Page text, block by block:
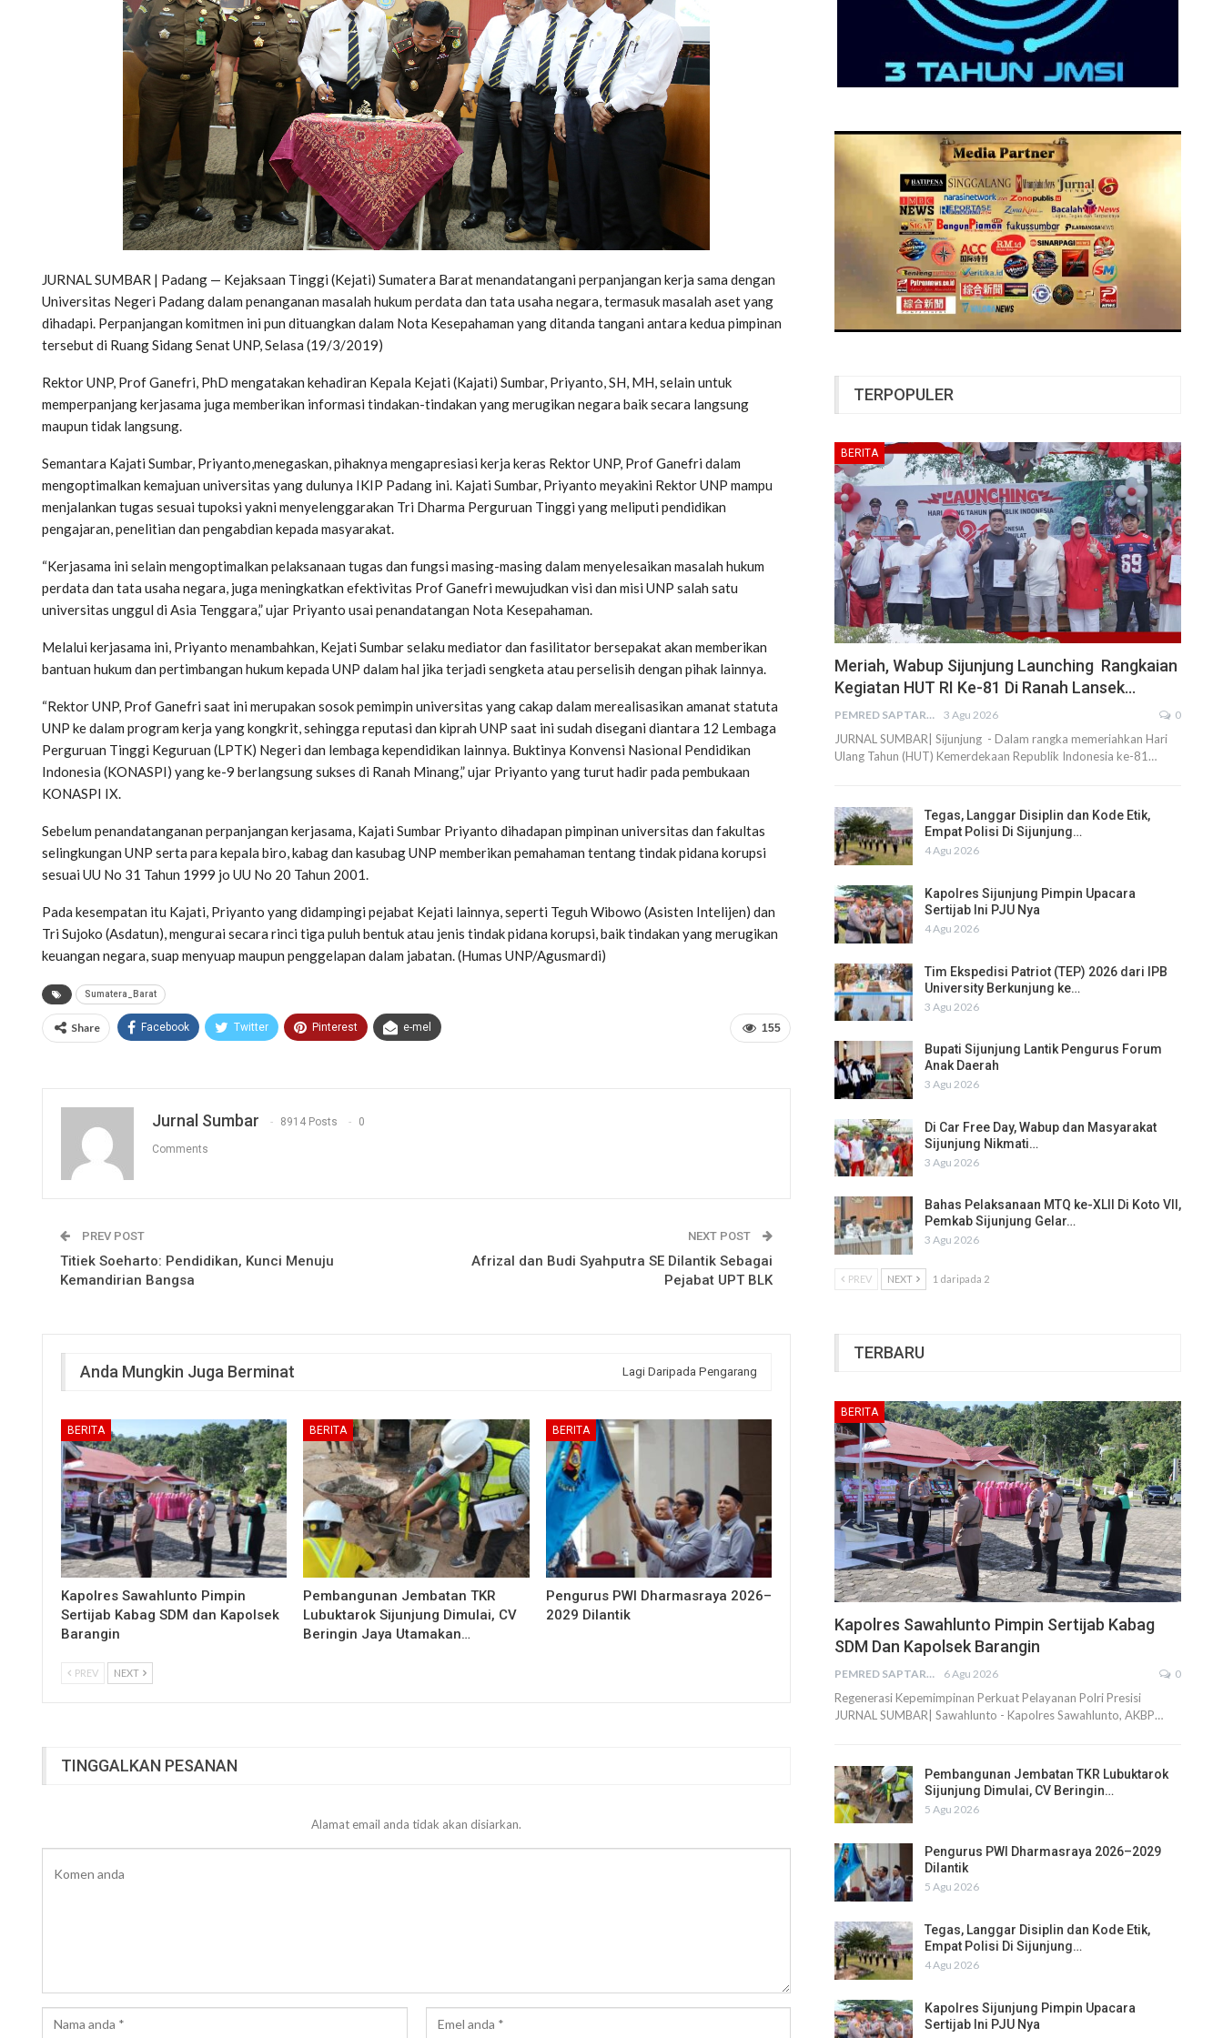
JURNAL SUMBAR | Padang — Kejaksaan Tinggi (Kejati) Sumatera Barat menandatangani perpanjangan kerja sama dengan
Universitas Negeri Padang dalam penanganan masalah hukum perdata dan tata usaha negara, termasuk masalah aset yang
dihadapi. Perpanjangan komitmen ini pun dituangkan dalam Nota Kesepahaman yang ditanda tangani antara kedua pimpinan
tersebut di Ruang Sidang Senat UNP, Selasa (19/3/2019)
Rektor UNP, Prof Ganefri, PhD mengatakan kehadiran Kepala Kejati (Kajati) Sumbar, Priyanto, SH, MH, selain untuk
memperpanjang kerjasama juga memberikan informasi tindakan-tindakan yang merugikan negara baik secara langsung
maupun tidak langsung.
Semantara Kajati Sumbar, Priyanto,menegaskan, pihaknya mengapresiasi kerja keras Rektor UNP, Prof Ganefri dalam
mengoptimalkan kemajuan universitas yang dulunya IKIP Padang ini. Kajati Sumbar, Priyanto meyakini Rektor UNP mampu
menjalankan tugas sesuai tupoksi yakni menyelenggarakan Tri Dharma Perguruan Tinggi yang meliputi pendidikan
pengajaran, penelitian dan pengabdian kepada masyarakat.
“Kerjasama ini selain mengoptimalkan pelaksanaan tugas dan fungsi masing-masing dalam menyelesaikan masalah hukum
perdata dan tata usaha negara, juga meningkatkan efektivitas Prof Ganefri mewujudkan visi dan misi UNP salah satu
universitas unggul di Asia Tenggara,” ujar Priyanto usai penandatangan Nota Kesepahaman.
Melalui kerjasama ini, Priyanto menambahkan, Kejati Sumbar selaku mediator dan fasilitator bersepakat akan memberikan
bantuan hukum dan pertimbangan hukum kepada UNP dalam hal jika terjadi sengketa atau perselisih dengan pihak lainnya.
“Rektor UNP, Prof Ganefri saat ini merupakan sosok pemimpin universitas yang cakap dalam merealisasikan amanat statuta
UNP ke dalam program kerja yang kongkrit, sehingga reputasi dan kiprah UNP saat ini sudah disegani diantara 12 Lembaga
Perguruan Tinggi Keguruan (LPTK) Negeri dan lembaga kependidikan lainnya. Buktinya Konvensi Nasional Pendidikan
Indonesia (KONASPI) yang ke-9 berlangsung sukses di Ranah Minang,” ujar Priyanto yang turut hadir pada pembukaan
KONASPI IX.
Sebelum penandatanganan perpanjangan kerjasama, Kajati Sumbar Priyanto dihadapan pimpinan universitas dan fakultas
selingkungan UNP serta para kepala biro, kabag dan kasubag UNP memberikan pemahaman tentang tindak pidana korupsi
sesuai UU No 31 Tahun 1999 jo UU No 20 Tahun 2001.
Pada kesempatan itu Kajati, Priyanto yang didampingi pejabat Kejati lainnya, seperti Teguh Wibowo (Asisten Intelijen) dan
Tri Sujoko (Asdatun), mengurai secara rinci tiga puluh bentuk atau jenis tindak pidana korupsi, baik tindakan yang merugikan
keuangan negara, suap menyuap maupun penggelapan dalam jabatan. (Humas UNP/Agusmardi)
Sumatera_Barat
155
Share Facebook Twitter Pinterest e-mel
Jurnal Sumbar 8914 Posts 0
Comments
PREV POST
Titiek Soeharto: Pendidikan, Kunci Menuju
Kemandirian Bangsa
NEXT POST
Afrizal dan Budi Syahputra SE Dilantik Sebagai
Pejabat UPT BLK
Anda Mungkin Juga Berminat Lagi Daripada Pengarang
BERITA
Kapolres Sawahlunto Pimpin
Sertijab Kabag SDM dan Kapolsek
Barangin
BERITA
Pembangunan Jembatan TKR
Lubuktarok Sijunjung Dimulai, CV
Beringin Jaya Utamakan…
BERITA
Pengurus PWI Dharmasraya 2026–
2029 Dilantik
PREV NEXT
TINGGALKAN PESANAN
Alamat email anda tidak akan disiarkan.
TERPOPULER
BERITA
Meriah, Wabup Sijunjung Launching Rangkaian
Kegiatan HUT RI Ke-81 Di Ranah Lansek…
PEMRED SAPTARIUS 3 Agu 2026 0
JURNAL SUMBAR| Sijunjung - Dalam rangka memeriahkan Hari
Ulang Tahun (HUT) Kemerdekaan Republik Indonesia ke-81…
Tegas, Langgar Disiplin dan Kode Etik,
Empat Polisi Di Sijunjung…
4 Agu 2026
Kapolres Sijunjung Pimpin Upacara
Sertijab Ini PJU Nya
4 Agu 2026
Tim Ekspedisi Patriot (TEP) 2026 dari IPB
University Berkunjung ke…
3 Agu 2026
Bupati Sijunjung Lantik Pengurus Forum
Anak Daerah
3 Agu 2026
Di Car Free Day, Wabup dan Masyarakat
Sijunjung Nikmati…
3 Agu 2026
Bahas Pelaksanaan MTQ ke-XLII Di Koto VII,
Pemkab Sijunjung Gelar…
3 Agu 2026
PREV NEXT 1 daripada 2
TERBARU
BERITA
Kapolres Sawahlunto Pimpin Sertijab Kabag
SDM Dan Kapolsek Barangin
PEMRED SAPTARIUS 6 Agu 2026 0
Regenerasi Kepemimpinan Perkuat Pelayanan Polri Presisi
JURNAL SUMBAR| Sawahlunto - Kapolres Sawahlunto, AKBP…
Pembangunan Jembatan TKR Lubuktarok
Sijunjung Dimulai, CV Beringin…
5 Agu 2026
Pengurus PWI Dharmasraya 2026–2029
Dilantik
5 Agu 2026
Tegas, Langgar Disiplin dan Kode Etik,
Empat Polisi Di Sijunjung…
4 Agu 2026
Kapolres Sijunjung Pimpin Upacara
Sertijab Ini PJU Nya